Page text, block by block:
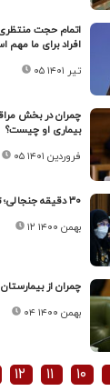
اتمام حجت
افراد برای ما مهم
۰۵ تیر ۱۴۰۱
چمران در بخش
بیماری او چیست؟
۰۵ فروردین ۱۴۰۱
۳۰ دقیقه جنجالی؛ ترفند چمران برای ناکامی زاکانی!
۱۲ بهمن ۱۴۰۰
چمران از
۰۴ بهمن ۱۴۰۰
۱۰ ۱۱ ۱۲